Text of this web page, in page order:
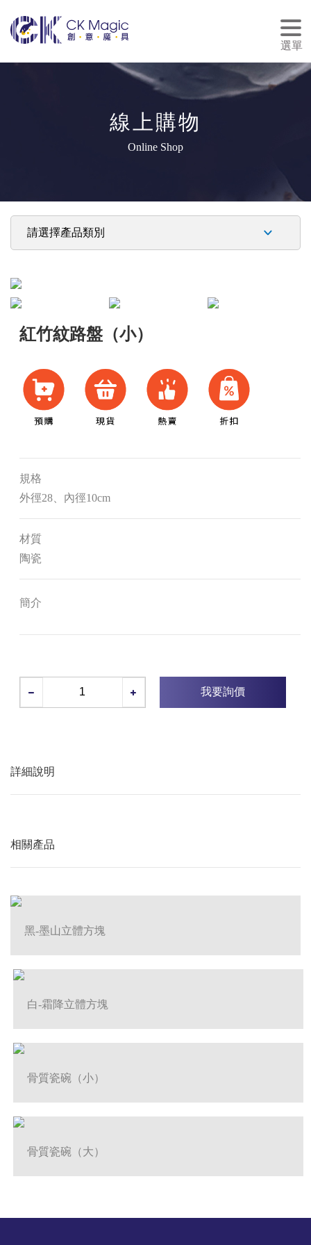
選單
線上購物
Online Shop
紅竹紋路盤（小）
規格
外徑28、內徑10cm
材質
陶瓷
簡介
我要詢價
詳細說明
相關產品
黑-墨山立體方塊
白-霜降立體方塊
骨質瓷碗（小）
骨質瓷碗（大）